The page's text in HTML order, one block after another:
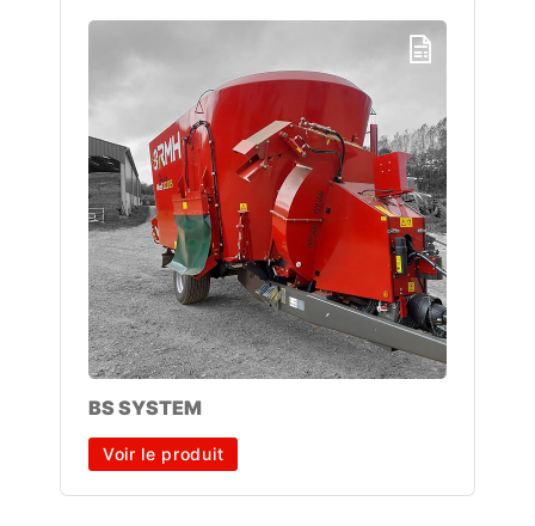
BS SYSTEM
Voir le produit